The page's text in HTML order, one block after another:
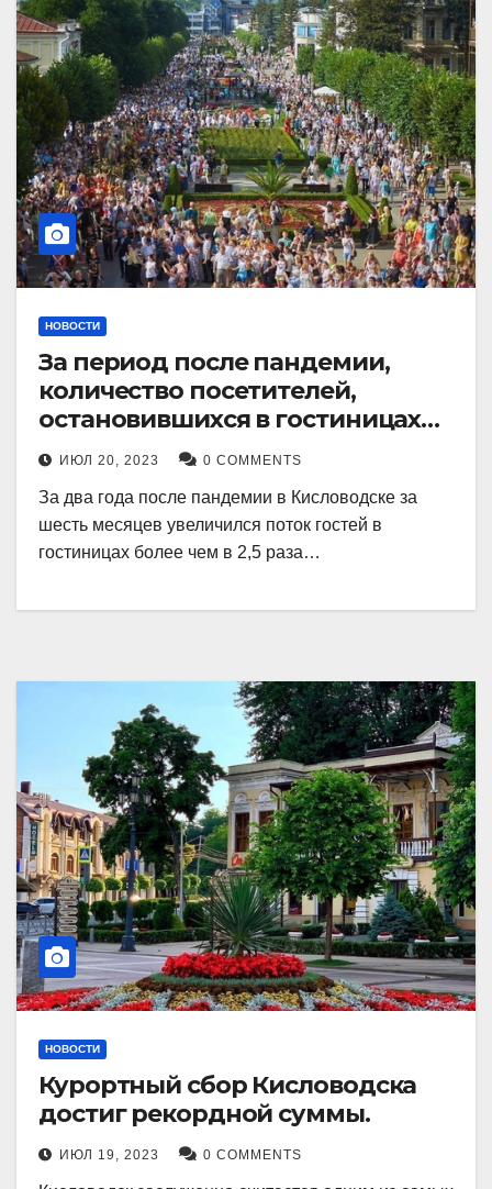
НОВОСТИ
За период после пандемии,
количество посетителей,
остановившихся в гостиницах
Кисловодска, выросло в 2,5 раза.
ИЮЛ 20, 2023 0 COMMENTS
За два года после пандемии в Кисловодске за
шесть месяцев увеличился поток гостей в
гостиницах более чем в 2,5 раза…
НОВОСТИ
Курортный сбор Кисловодска
достиг рекордной суммы.
ИЮЛ 19, 2023 0 COMMENTS